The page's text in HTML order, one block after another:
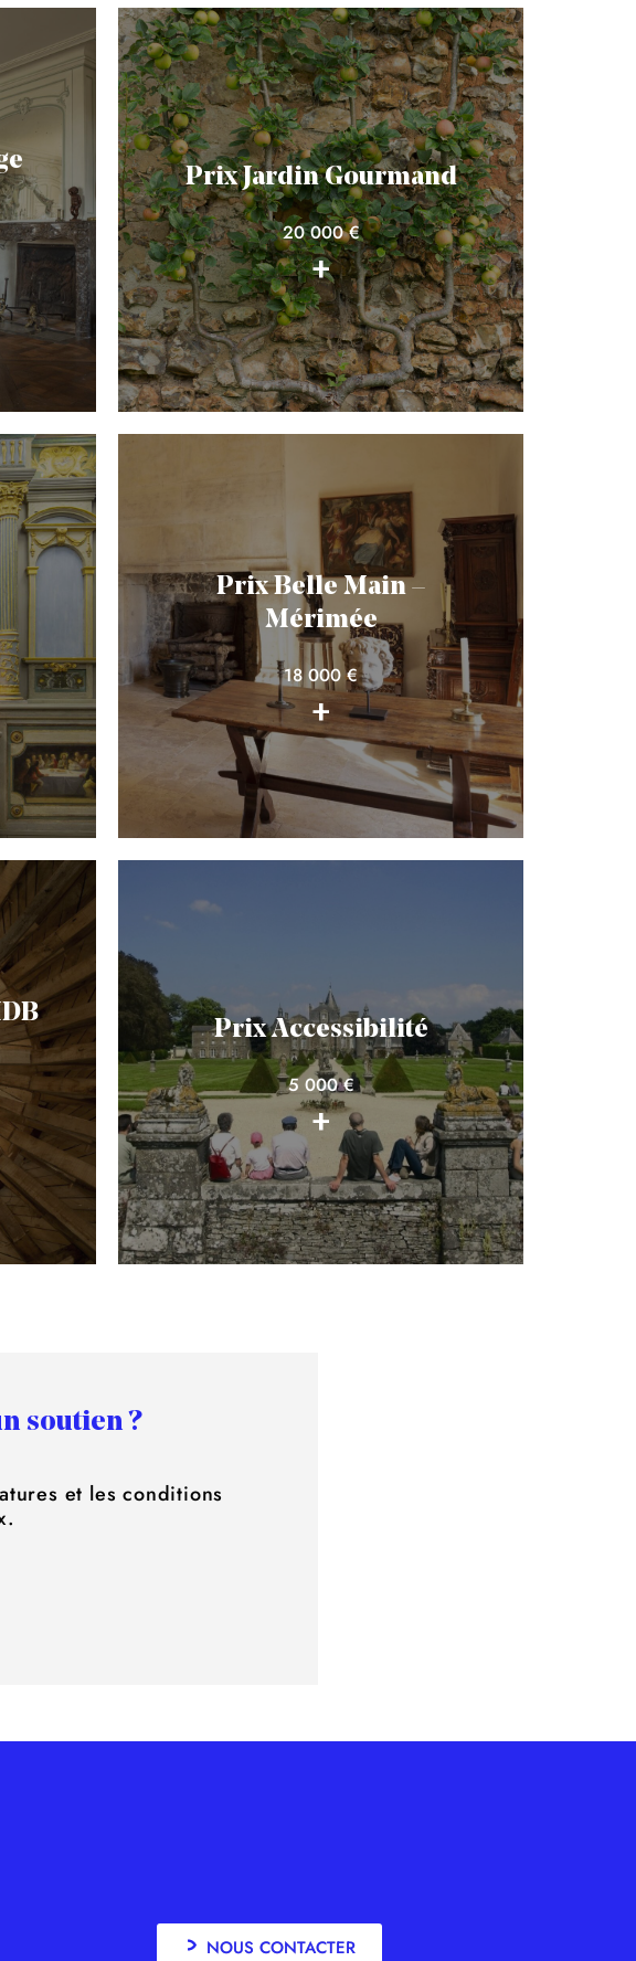
Prix Jardin Gourmand
20 000 €
+
Prix Belle Main –
Mérimée
18 000 €
+
Prix Accessibilité
5 000 €
+
soutien ?
et les conditions
NOUS CONTACTER